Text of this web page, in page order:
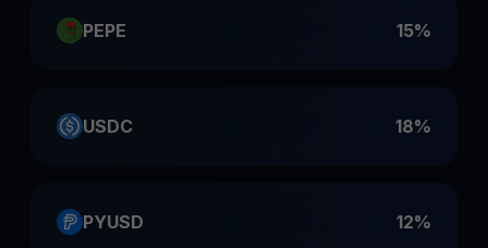
PEPE 15%
USDC 18%
PYUSD 12%